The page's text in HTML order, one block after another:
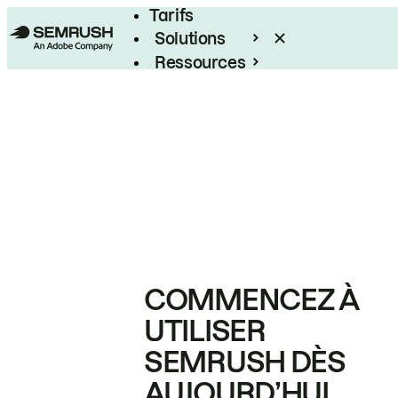
Tarifs
Solutions
Ressources
COMMENCEZ À
UTILISER
SEMRUSH DÈS